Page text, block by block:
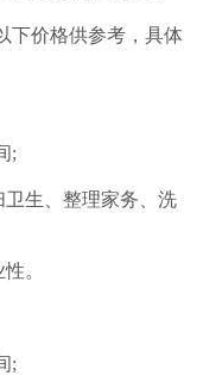
价格供参考，具体
;
生、整理家务、洗
。
;